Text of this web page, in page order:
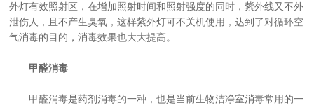
外灯有效照射区，在增加照射时间和照射强度的同时，紫外线又不外
泄伤人，且不产生臭氧，这样紫外灯可不关机使用，达到了对循环空
气消毒的目的，消毒效果也大大提高。
甲醛消毒
甲醛消毒是药剂消毒的一种，也是当前生物洁净室消毒常用的一